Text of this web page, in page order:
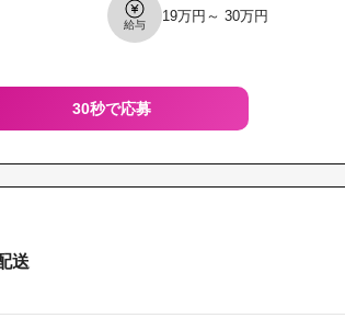
給与
19万円～ 30万円
30秒で応募
送